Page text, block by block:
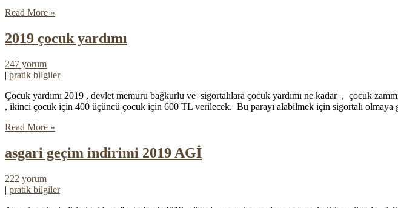
Read More »
2019 çocuk yardımı
247 yorum
| pratik bilgiler
Çocuk yardımı 2019 , devlet memuru bağkurlu ve sigortalılara çocuk yardımı ne kadar , çocuk
, ikinci çocuk için 400 üçüncü çocuk için 600 TL verilecek. Bu parayı alabilmek için sigortalı
Read More »
asgari geçim indirimi 2019 AGİ
222 yorum
| pratik bilgiler